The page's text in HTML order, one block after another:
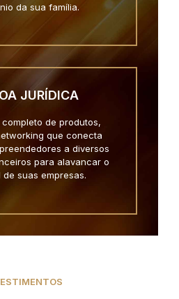
da sua família.
JURÍDICA
completo de produtos,
que conecta
a diversos
para alavancar o
suas empresas.